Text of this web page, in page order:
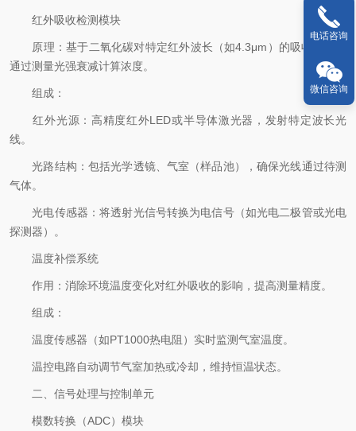
红外吸收检测模块
原理：基于二氧化碳对特定红外波长（如4.3μm）的吸收特性，
通过测量光强衰减计算浓度。
组成：
红外光源：高精度红外LED或半导体激光器，发射特定波长光
线。
光路结构：包括光学透镜、气室（样品池），确保光线通过待测
气体。
光电传感器：将透射光信号转换为电信号（如光电二极管或光电
探测器）。
温度补偿系统
作用：消除环境温度变化对红外吸收的影响，提高测量精度。
组成：
温度传感器（如PT1000热电阻）实时监测气室温度。
温控电路自动调节气室加热或冷却，维持恒温状态。
二、信号处理与控制单元
模数转换（ADC）模块
电话咨询
微信咨询